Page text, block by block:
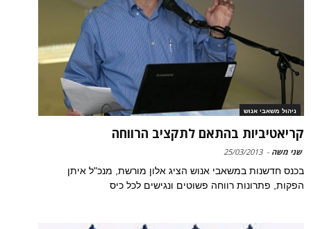
ניהול משאבי אנוש
קריאטיביות בהתאם לתקציב הרווחה
שני משה -
25/03/2013
בכנס חדשנות במשאבי אנוש הציג אלון מורשת, מנכ"ל איתן
הפקות, פתרונות רווחה פשוטים ונגישים לכל כיס